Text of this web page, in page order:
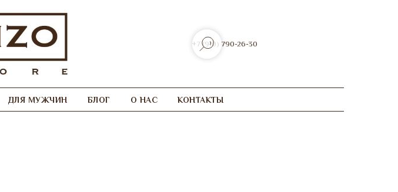
+7 (910) 790-26-30
ДЛЯ МУЖЧИН БЛОГ О НАС КОНТАКТЫ